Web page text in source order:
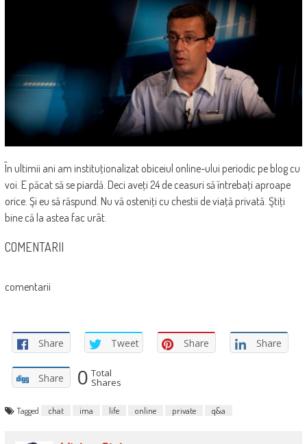
În ultimii ani am instituţionalizat obiceiul online-ului periodic pe blog cu
voi. E păcat să se piardă. Deci aveţi 24 de ceasuri să întrebaţi aproape
orice. Şi eu să răspund. Nu vă osteniţi cu chestii de viaţă privată. Ştiţi
bine că la astea fac urât.
COMENTARII
comentarii
Share Tweet Share Share
Share 0 Total
Shares
Tagged chat ima life online private q&a